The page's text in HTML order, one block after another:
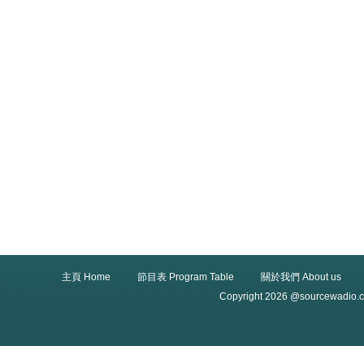
主頁 Home 節目表 Program Table
關於我們 About us
Copyright 2026